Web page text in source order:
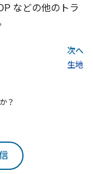
などの他のトラ
次へ
生地
？